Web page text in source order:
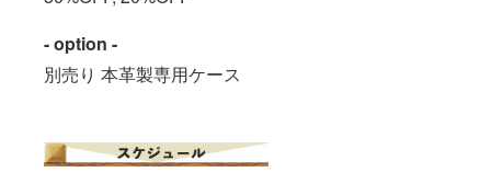
- option -
別売り 本革製専用ケース